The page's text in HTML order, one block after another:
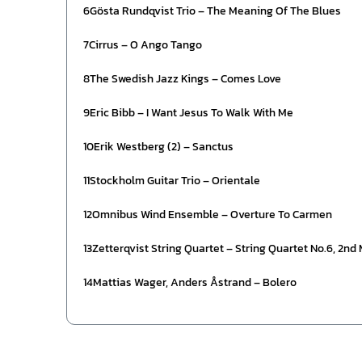
6Gösta Rundqvist Trio – The Meaning Of The Blues
7Cirrus – O Ango Tango
8The Swedish Jazz Kings – Comes Love
9Eric Bibb – I Want Jesus To Walk With Me
10Erik Westberg (2) – Sanctus
11Stockholm Guitar Trio – Orientale
12Omnibus Wind Ensemble – Overture To Carmen
13Zetterqvist String Quartet – String Quartet No.6, 2nd
14Mattias Wager, Anders Åstrand – Bolero